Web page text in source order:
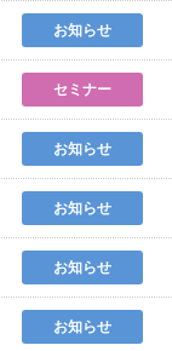
お知らせ
セミナー
お知らせ
お知らせ
お知らせ
お知らせ